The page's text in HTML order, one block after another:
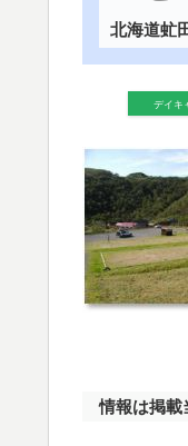
北海道虻
デイキ
情報は掲載